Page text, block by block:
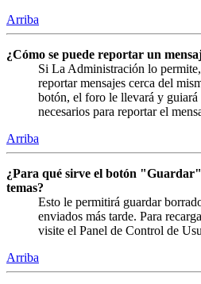
Arriba
¿Cómo se puede reportar un
Si La Administración lo
reportar mensajes cerca del
botón, el foro le llevará y guiará
necesarios para reportar el
Arriba
¿Para qué sirve el botón
temas?
Esto le permitirá guardar
enviados más tarde. Para
visite el Panel de Control de
Arriba